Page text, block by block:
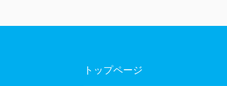
トップページ